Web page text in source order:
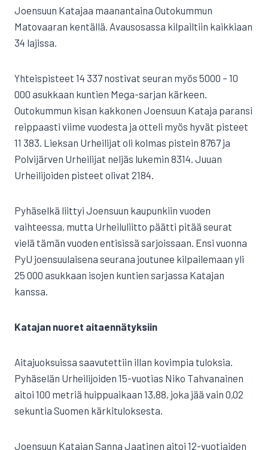
Joensuun Katajaa maanantaina Outokummun
Matovaaran kentällä. Avausosassa kilpailtiin kaikkiaan
34 lajissa.
Yhteispisteet 14 337 nostivat seuran myös 5000 – 10
000 asukkaan kuntien Mega-sarjan kärkeen.
Outokummun kisan kakkonen Joensuun Kataja paransi
reippaasti viime vuodesta ja otteli myös hyvät pisteet
11 383. Lieksan Urheilijat oli kolmas pistein 8767 ja
Polvijärven Urheilijat neljäs lukemin 8314. Juuan
Urheilijoiden pisteet olivat 2184.
Pyhäselkä liittyi Joensuun kaupunkiin vuoden
vaihteessa, mutta Urheiluliitto päätti pitää seurat
vielä tämän vuoden entisissä sarjoissaan. Ensi vuonna
PyU joensuulaisena seurana joutunee kilpailemaan yli
25 000 asukkaan isojen kuntien sarjassa Katajan
kanssa.
Katajan nuoret aitaennätyksiin
Aitajuoksuissa saavutettiin illan kovimpia tuloksia.
Pyhäselän Urheilijoiden 15-vuotias Niko Tahvanainen
aitoi 100 metriä huippuaikaan 13,88, joka jää vain 0,02
sekuntia Suomen kärkituloksesta.
Joensuun Katajan Sanna Jaatinen aitoi 12-vuotiaiden